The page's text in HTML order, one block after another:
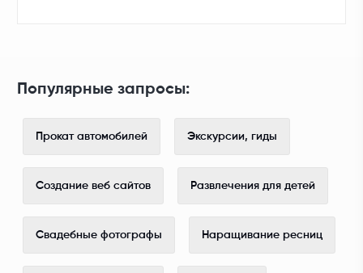
Популярные запросы:
Прокат автомобилей Экскурсии, гиды
Создание веб сайтов Развлечения для детей
Свадебные фотографы Наращивание ресниц